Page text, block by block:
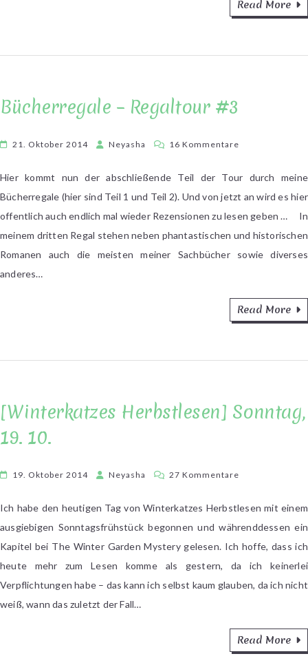
Read More
Bücherregale – Regaltour #3
21. Oktober 2014 Neyasha 16 Kommentare
–
Regaltour
Hier kommt nun der abschließende Teil der Tour durch meine
Bücherregale (hier sind Teil 1 und Teil 2). Und von jetzt an wird es hier
offentlich auch endlich mal wieder Rezensionen zu lesen geben … In
meinem dritten Regal stehen neben phantastischen und historischen
Romanen auch die meisten meiner Sachbücher sowie diverses
anderes…
Read More
[Winterkatzes Herbstlesen] Sonntag,
19. 10.
19. Oktober 2014 Neyasha 27 Kommentare
Herbstlesen]
Sonntag,
Ich habe den heutigen Tag von Winterkatzes Herbstlesen mit einem
ausgiebigen Sonntagsfrühstück begonnen und währenddessen ein
Kapitel bei The Winter Garden Mystery gelesen. Ich hoffe, dass ich
heute mehr zum Lesen komme als gestern, da ich keinerlei
Verpflichtungen habe – das kann ich selbst kaum glauben, da ich nicht
weiß, wann das zuletzt der Fall…
Read More